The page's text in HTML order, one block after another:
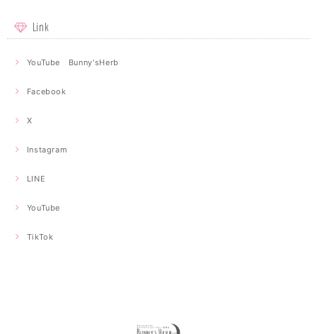
Link
YouTube Bunny'sHerb
Facebook
X
Instagram
LINE
YouTube
TikTok